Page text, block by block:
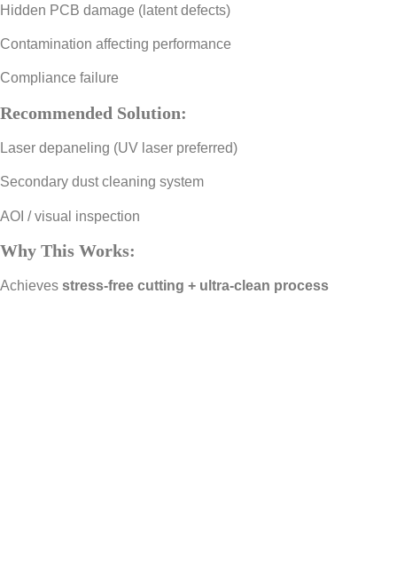
Hidden PCB damage (latent defects)
Contamination affecting performance
Compliance failure
Recommended Solution:
Laser depaneling (UV laser preferred)
Secondary dust cleaning system
AOI / visual inspection
Why This Works:
Achieves stress-free cutting + ultra-clean process